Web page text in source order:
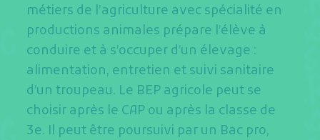
métiers de l’agriculture avec spécialité en
productions animales prépare l’élève à
conduire et à s’occuper d’un élevage :
alimentation, entretien et suivi sanitaire
d’un troupeau. Le BEP agricole peut se
choisir après le CAP ou après la classe de
3e. Il peut être poursuivi par un Bac pro,